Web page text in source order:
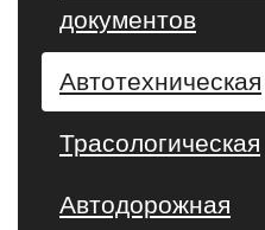
документов
Автотехническая
Трасологическая
Автодорожная